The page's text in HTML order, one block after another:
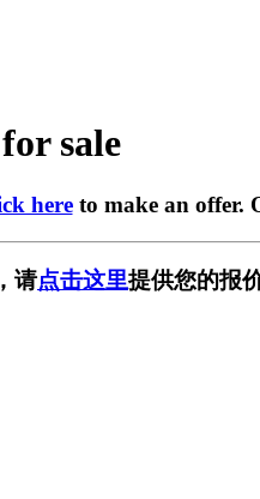
sale
hereto make an offer.
请点击这里提供您的报